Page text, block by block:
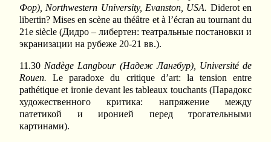
Фор), Northwestern University, Evanston USA. Diderot en
libertin? Mises en scène au théâtre et à l’écran au tournant du
21e siècle (Дидро – либертен: театральные постановки и
экранизации на рубеже 20-21 вв.).
11.30 Nadège Langbour (Надеж Лангбур), Université de
Rouen.Le paradoxe du critique d’art: la tension entre
pathétique et ironie devant les tableaux touchants (Парадокс
художественного критика: напряжение между
патетикой и иронией перед трогательными
картинами).